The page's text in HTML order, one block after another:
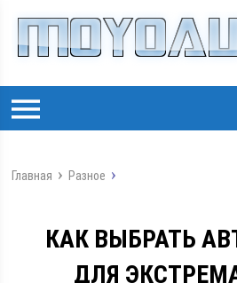
Главная Разное
КАК ВЫБРАТЬ
ДЛЯ